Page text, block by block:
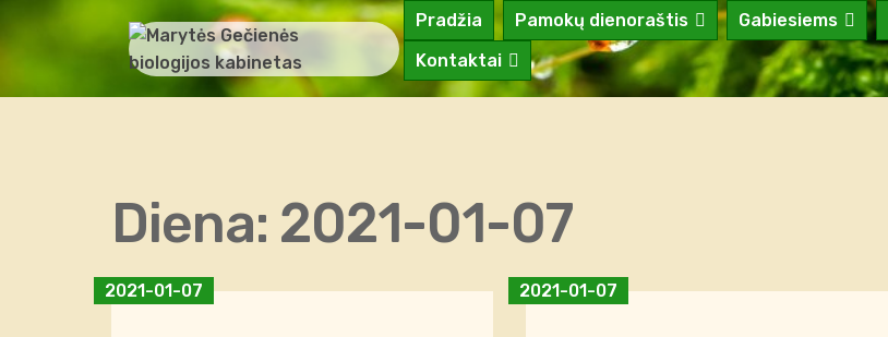
Pradžia Pamokų dienoraštis Gabiesiems
Kontaktai
Diena: 2021-01-07
2021-01-07 2021-01-07